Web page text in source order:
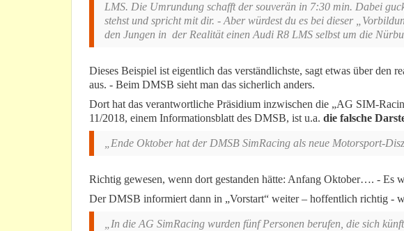
LMS. Die Umrundung schafft der souverän in 7:30 min. Dabei
stehst und spricht mit dir. - Aber würdest du es bei dieser
den Jungen in der Realität einen Audi R8 LMS selbst um die
Dieses Beispiel ist eigentlich das verständlichste, sagt etwas über den
aus. - Beim DMSB sieht man das sicherlich anders.
Dort hat das verantwortliche Präsidium inzwischen die „AG SIM-
11/2018, einem Informationsblatt des DMSB, ist u.a. die falsche
„Ende Oktober hat der DMSB SimRacing als neue Motorsport-
Richtig gewesen, wenn dort gestanden hätte: Anfang Oktober…. - Es
Der DMSB informiert dann in „Vorstart“ weiter – hoffentlich richtig -
„In die AG SimRacing wurden fünf Personen berufen, die sich